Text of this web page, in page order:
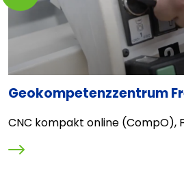
Geokompetenzzentrum
CNC kompakt online (CompO),